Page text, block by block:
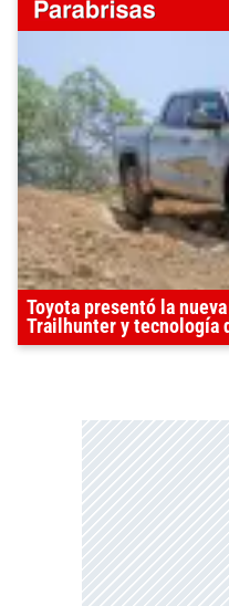
Toyota presentó la
Trailhunter y tecnología